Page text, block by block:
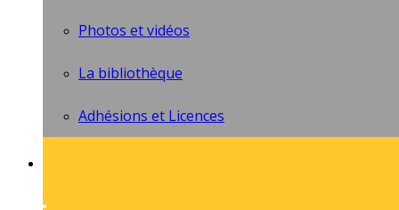
Photos et vidéos
La bibliothèque
Adhésions et Licences